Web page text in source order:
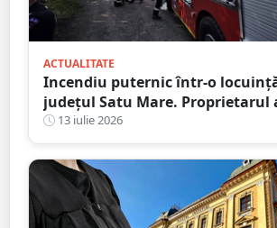
ACTUALITATE
Incendiu puternic într-o
județul Satu Mare. Proprietarul
spital după ce a inhalat fum
13 iulie 2026